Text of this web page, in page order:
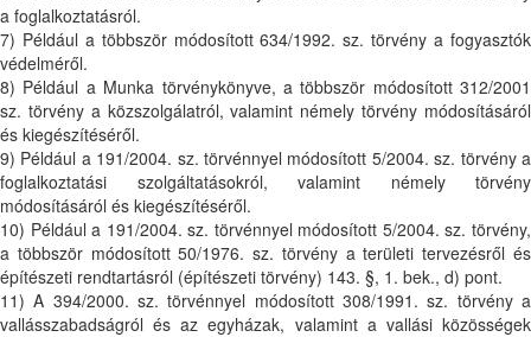
a foglalkoztatásról.
7) Például a többször módosított 634/1992. sz. törvény a fogyasztók
védelméről.
8) Például a Munka törvénykönyve, a többször módosított 312/2001
sz. törvény a közszolgálatról, valamint némely törvény módosításáról
és kiegészítéséről.
9) Például a 191/2004. sz. törvénnyel módosított 5/2004. sz. törvény a
foglalkoztatási szolgáltatásokról, valamint némely törvény
módosításáról és kiegészítéséről.
10) Például a 191/2004. sz. törvénnyel módosított 5/2004. sz. törvény,
a többször módosított 50/1976. sz. törvény a területi tervezésről és
építészeti rendtartásról (építészeti törvény) 143. §, 1. bek., d) pont.
11) A 394/2000. sz. törvénnyel módosított 308/1991. sz. törvény a
vallásszabadságról és az egyházak, valamint a vallási közösségek